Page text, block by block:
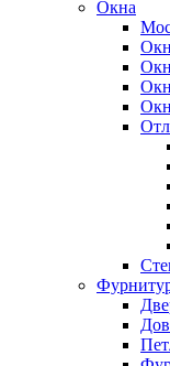
Окна